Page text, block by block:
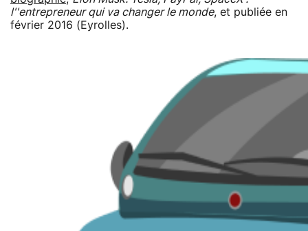
l''entrepreneur qui va changer le monde, et publiée en
février 2016 (Eyrolles).